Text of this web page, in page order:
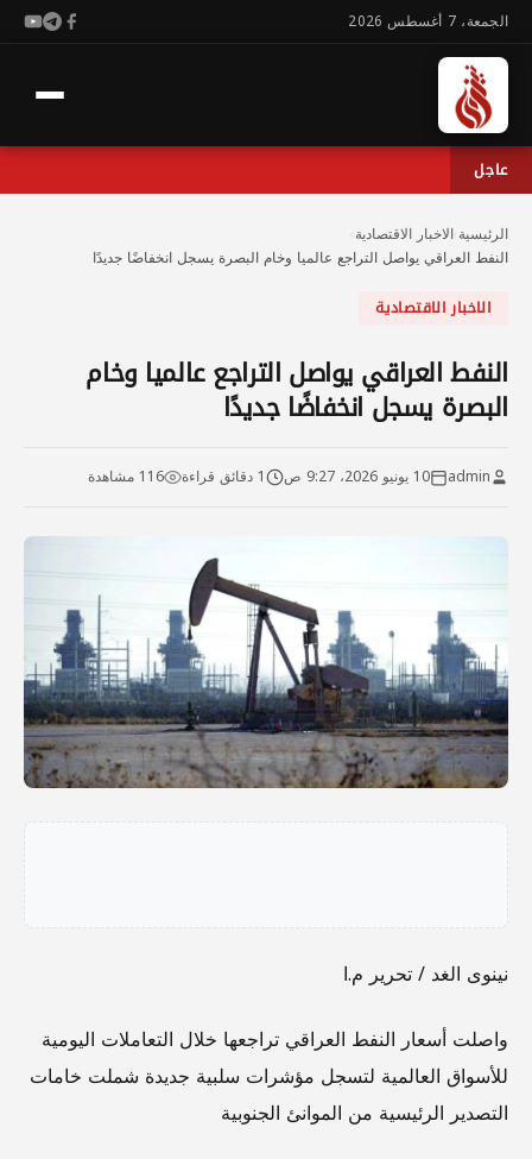
الجمعة، 7 أغسطس 2026
عاجل
الرئيسية الاخبار الاقتصادية
النفط العراقي يواصل التراجع عالميا وخام البصرة يسجل انخفاضًا جديدًا
الاخبار الاقتصادية
النفط العراقي يواصل التراجع عالميا وخام
البصرة يسجل انخفاضًا جديدًا
admin 10 يونيو 2026، 9:27 ص 1 دقائق قراءة 116 مشاهدة
نينوى الغد / تحرير م.ا
واصلت أسعار النفط العراقي تراجعها خلال التعاملات اليومية
للأسواق العالمية لتسجل مؤشرات سلبية جديدة شملت خامات
التصدير الرئيسية من الموانئ الجنوبية